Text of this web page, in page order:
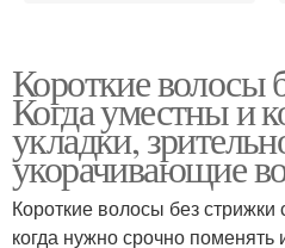
Короткие стрижки
Короткая стрижка
Короткие волосы
Когда уместны и
укладки,
укорачивающие
Короткие волосы без
когда нужно срочно